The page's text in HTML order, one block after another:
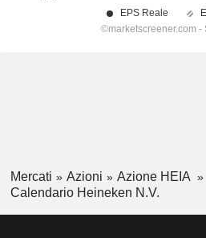
Mercati Azioni
Azione HEIA
Calendario Heineken N.V.